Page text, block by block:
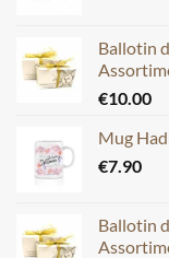
Ballotin
€10.00
Mug
€7.90
Ballotin